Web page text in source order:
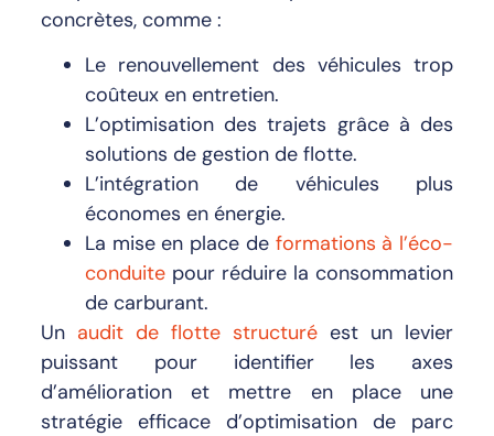
concrètes, comme :
Le renouvellement des véhicules trop
coûteux en entretien.
L’optimisation des trajets grâce à des
solutions de gestion de flotte.
L’intégration de véhicules plus
économes en énergie.
La mise en place de formations à l’éco-
conduite pour réduire la consommation
de carburant.
Un audit de flotte structuré est un levier
puissant pour identifier les axes
d’amélioration et mettre en place une
stratégie efficace d’optimisation de parc